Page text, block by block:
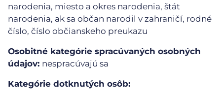
narodenia, miesto a okres narodenia, štát
narodenia, ak sa občan narodil v zahraničí, rodné
číslo, číslo občianskeho preukazu
Osobitné kategórie spracúvaných osobných
údajov: nespracúvajú sa
Kategórie dotknutých osôb: